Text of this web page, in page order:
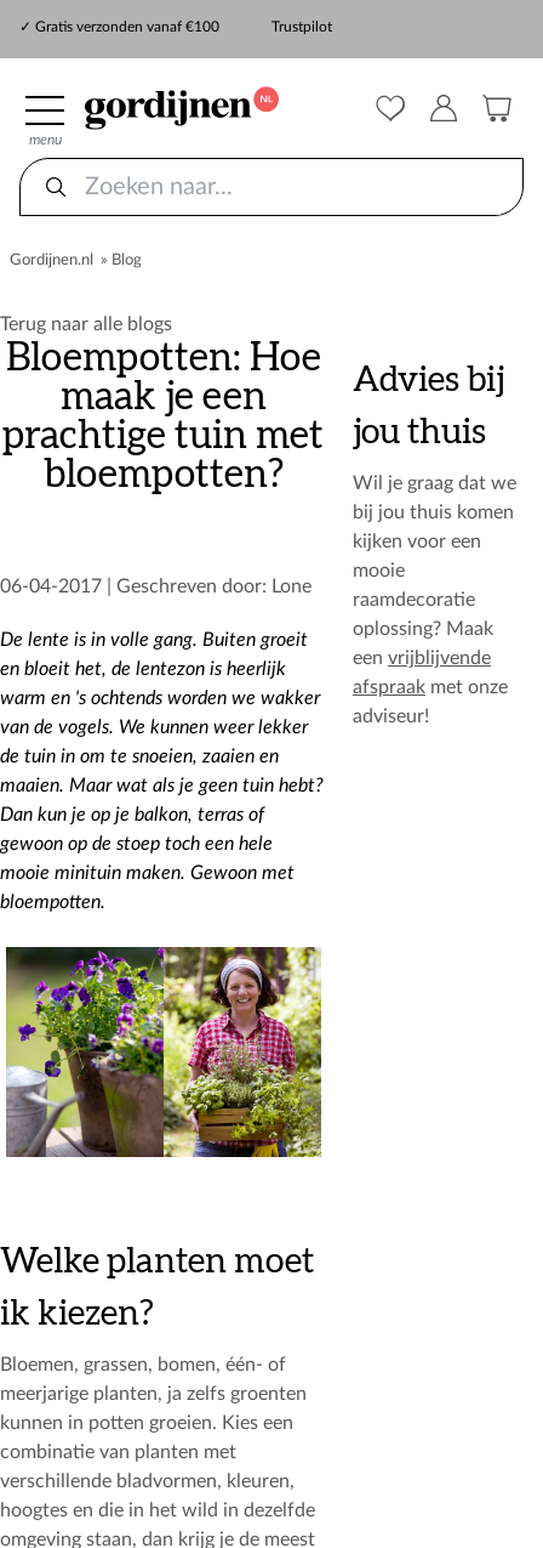
✓ Gratis verzonden vanaf €100
Trustpilot
menu
Gordijnen.nl » Blog
Terug naar alle blogs
Bloempotten: Hoe
maak je een
prachtige tuin met
bloempotten?
06-04-2017 | Geschreven door: Lone
De lente is in volle gang. Buiten groeit
en bloeit het, de lentezon is heerlijk
warm en 's ochtends worden we wakker
van de vogels. We kunnen weer lekker
de tuin in om te snoeien, zaaien en
maaien. Maar wat als je geen tuin hebt?
Dan kun je op je balkon, terras of
gewoon op de stoep toch een hele
mooie minituin maken. Gewoon met
bloempotten.
Welke planten moet
ik kiezen?
Bloemen, grassen, bomen, één- of
meerjarige planten, ja zelfs groenten
kunnen in potten groeien. Kies een
combinatie van planten met
verschillende bladvormen, kleuren,
hoogtes en die in het wild in dezelfde
omgeving staan, dan krijg je de meest
Advies bij
jou thuis
Wil je graag dat we
bij jou thuis komen
kijken voor een
mooie
raamdecoratie
oplossing? Maak
een vrijblijvende
afspraakmet onze
adviseur!